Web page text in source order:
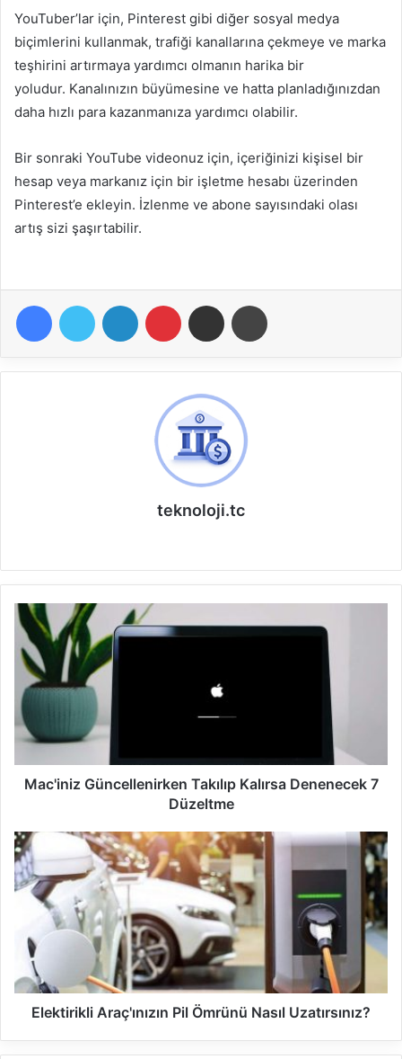
YouTuber’lar için, Pinterest gibi diğer sosyal medya
biçimlerini kullanmak, trafiği kanallarına çekmeye ve marka
teşhirini artırmaya yardımcı olmanın harika bir
yoludur. Kanalınızın büyümesine ve hatta planladığınızdan
daha hızlı para kazanmanıza yardımcı olabilir.
Bir sonraki YouTube videonuz için, içeriğinizi kişisel bir
hesap veya markanız için bir işletme hesabı üzerinden
Pinterest’e ekleyin. İzlenme ve abone sayısındaki olası
artış sizi şaşırtabilir.
teknoloji.tc
b
s
i
s
i
Mac'iniz Güncellenirken Takılıp Kalırsa Denenecek 7
Düzeltme
Elektirikli Araç'ınızın Pil Ömrünü Nasıl Uzatırsınız?